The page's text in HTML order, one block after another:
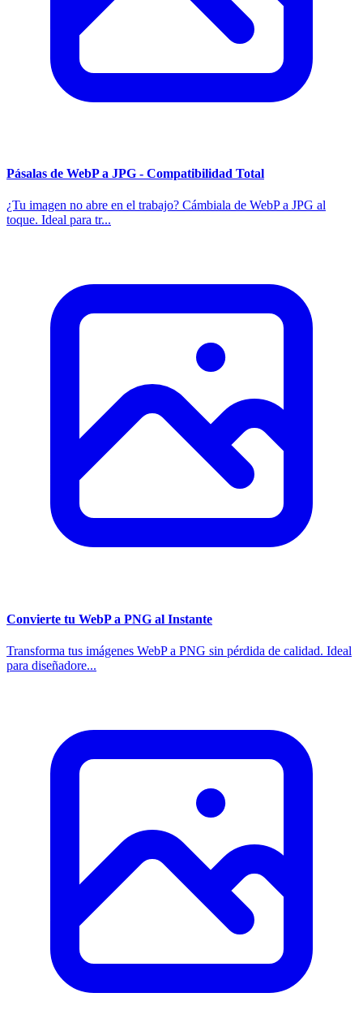
Pásalas de WebP a JPG - Compatibilidad Total
¿Tu imagen no abre en el trabajo? Cámbiala de WebP a JPG al
toque. Ideal para tr...
Convierte tu WebP a PNG al Instante
Transforma tus imágenes WebP a PNG sin pérdida de calidad. Ideal
para diseñadore...